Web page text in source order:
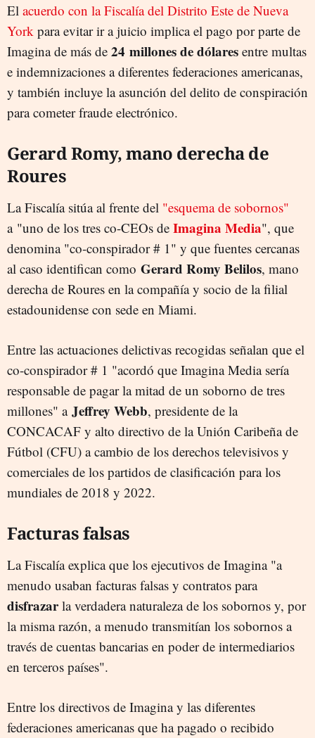
El acuerdo con la Fiscalía del Distrito Este de Nueva
York para evitar ir a juicio implica el pago por parte de
Imagina de más de 24 millones de dólares entre multas
e indemnizaciones a diferentes federaciones americanas,
y también incluye la asunción del delito de conspiración
para cometer fraude electrónico.
Gerard Romy, mano derecha de
Roures
La Fiscalía sitúa al frente del "esquema de sobornos"
a "uno de los tres co-CEOs de Imagina Media", que
denomina "co-conspirador # 1" y que fuentes cercanas
al caso identifican como Gerard Romy Belilos, mano
derecha de Roures en la compañía y socio de la filial
estadounidense con sede en Miami.
Entre las actuaciones delictivas recogidas señalan que el
co-conspirador # 1 "acordó que Imagina Media sería
responsable de pagar la mitad de un soborno de tres
millones" a Jeffrey Webb, presidente de la
CONCACAF y alto directivo de la Unión Caribeña de
Fútbol (CFU) a cambio de los derechos televisivos y
comerciales de los partidos de clasificación para los
mundiales de 2018 y 2022.
Facturas falsas
La Fiscalía explica que los ejecutivos de Imagina "a
menudo usaban facturas falsas y contratos para
disfrazarla verdadera naturaleza de los sobornos y, por
la misma razón, a menudo transmitían los sobornos a
través de cuentas bancarias en poder de intermediarios
en terceros países".
Entre los directivos de Imagina y las diferentes
federaciones americanas que ha pagado o recibido